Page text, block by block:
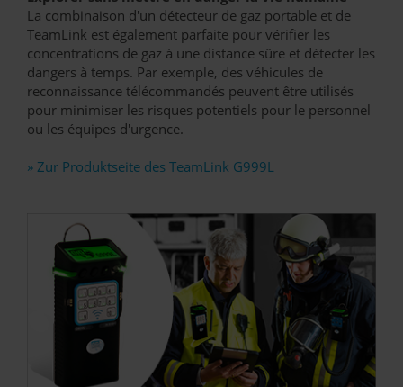
La combinaison d'un détecteur de gaz portable et de
TeamLink est également parfaite pour vérifier les
concentrations de gaz à une distance sûre et détecter les
dangers à temps. Par exemple, des véhicules de
reconnaissance télécommandés peuvent être utilisés
pour minimiser les risques potentiels pour le personnel
ou les équipes d'urgence.
» Zur Produktseite des TeamLink G999L